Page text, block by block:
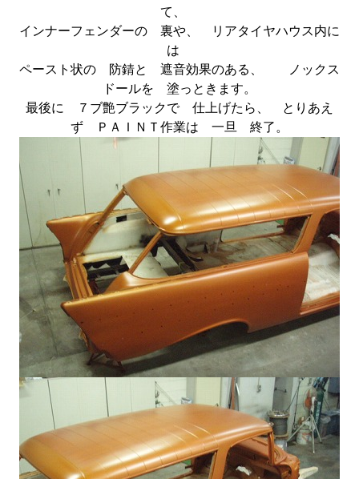
て、
インナーフェンダーの 裏や、 リアタイヤハウス内に
は
ペースト状の 防錆と 遮音効果のある、 ノックス
ドールを 塗っときます。
最後に ７ブ艶ブラックで 仕上げたら、 とりあえ
ず ＰＡＩＮＴ作業は 一旦 終了。